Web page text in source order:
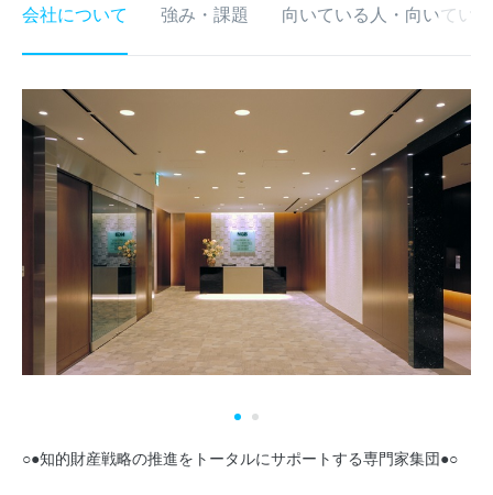
会社について
強み・課題 向いている人・向いてい
○●知的財産戦略の推進をトータルにサポートする専門家集団●○